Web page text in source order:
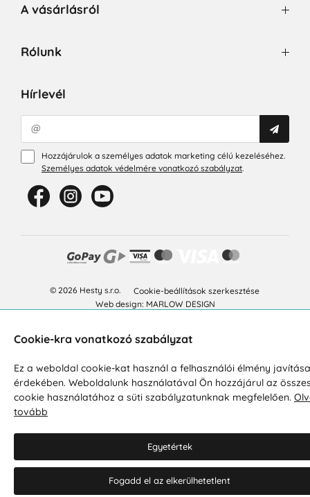
A vásárlásról
Rólunk
Hírlevél
Hozzájárulok a személyes adatok marketing célú kezeléséhez.
Személyes adatok védelmére vonatkozó szabályzat.
© 2026 Hesty s.r.o.
Cookie-beállítások szerkesztése
Web design: MARLOW DESIGN
Cookie-kra vonatkozó szabályzat
Ez a weboldal cookie-kat használ a felhasználói élmény javítása
érdekében. Weboldalunk használatával Ön hozzájárul az
cookie használatához a süti szabályzatunknak megfelelően.
tovább
Egyetértek
Fogadd el az elkerülhetetlent